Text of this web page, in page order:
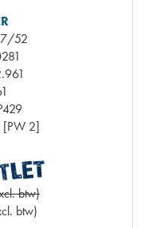
7/52
[PW 2]
btw)
btw)